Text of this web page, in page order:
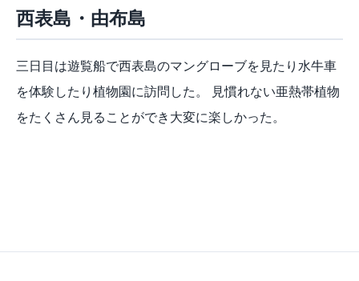
西表島・由布島
三日目は遊覧船で西表島のマングローブを見たり水牛車
を体験したり植物園に訪問した。 見慣れない亜熱帯植物
をたくさん見ることができ大変に楽しかった。